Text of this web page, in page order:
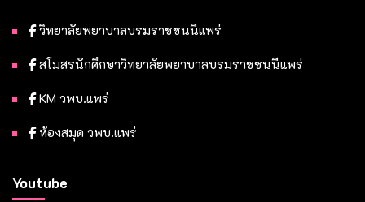
วิทยาลัยพยาบาลบรมราชชนนีแพร่
สโมสรนักศึกษาวิทยาลัยพยาบาลบรมราชชนนีแพร่
KM วพบ.แพร่
ห้องสมุด วพบ.แพร่
Youtube